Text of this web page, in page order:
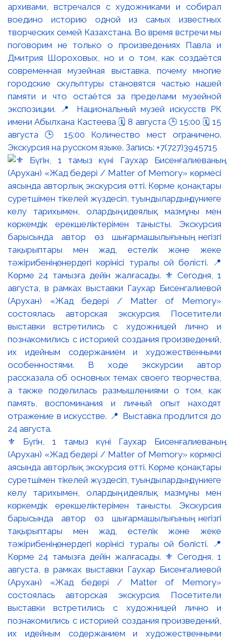
архивами, встречался с художниками и собирал
воедино историю одной из самых известных
творческих семей Казахстана. Во время встречи мы
поговорим не только о произведениях Павла и
Дмитрия Шороховых, но и о том, как создаётся
современная музейная выставка, почему многие
городские скульптуры становятся частью нашей
памяти и что остаётся за пределами музейной
экспозиции. 📍 Национальный музей искусств РК
имени Абылхана Кастеева 🗓 8 августа 🕒 15:00 🗓 15
августа 🕒 15:00 Количество мест ограничено.
Экскурсия на русском языке. Запись: +7(727)3945715
⚜️ Бүгін, 1 тамыз күні Гаухар Бисенғалиеваның
(Арухан) «Жад бедері / Matter of Memory» көрмесі
аясында авторлық экскурсия өтті. Көрме қонақтары
суретшімен тікелей жүздесіп, туындылардың дүниеге
келу тарихымен, олардың идеялық мазмұны мен
көркемдік ерекшеліктерімен танысты. Экскурсия
барысында автор өз шығармашылығының негізгі
тақырыптары мен жад, естелік және жеке
тәжірибенің өнердегі көрінісі туралы ой бөлісті. 📍
Көрме 24 тамызға дейін жалғасады. ⚜️ Сегодня, 1
августа, в рамках выставки Гаухар Бисенгалиевой
(Арухан) «Жад бедері / Matter of Memory»
состоялась авторская экскурсия. Посетители
выставки встретились с художницей лично и
познакомились с историей создания произведений,
их идейным содержанием и художественными